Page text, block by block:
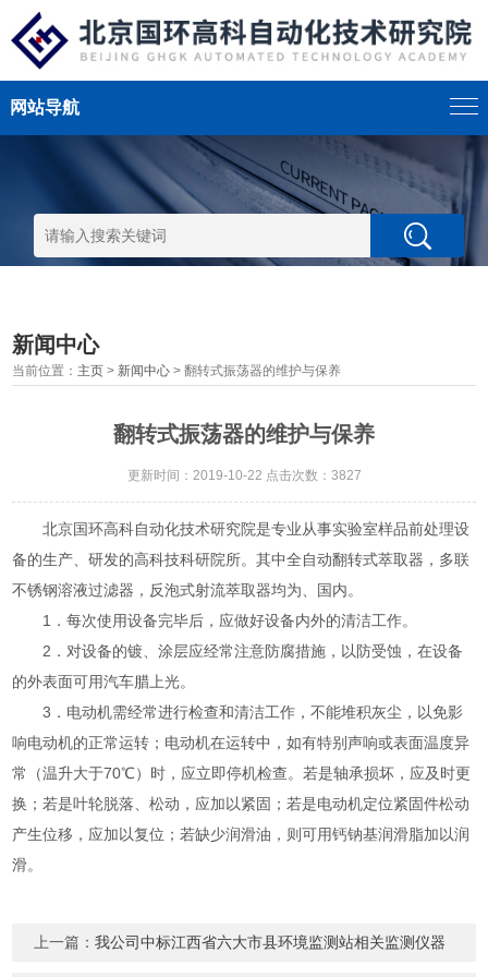
网站导航
新闻中心
当前位置： 主页 > 新闻中心 > 翻转式振荡器的维护与保养
翻转式振荡器的维护与保养
更新时间：2019-10-22 点击次数：3827
北京国环高科自动化技术研究院是专业从事实验室样品前处理设
备的生产、研发的高科技科研院所。其中全自动翻转式萃取器，多联
不锈钢溶液过滤器，反泡式射流萃取器均为、国内。
1．每次使用设备完毕后，应做好设备内外的清洁工作。
2．对设备的镀、涂层应经常注意防腐措施，以防受蚀，在设备
的外表面可用汽车腊上光。
3．电动机需经常进行检查和清洁工作，不能堆积灰尘，以免影
响电动机的正常运转；电动机在运转中，如有特别声响或表面温度异
常（温升大于70℃）时，应立即停机检查。若是轴承损坏，应及时更
换；若是叶轮脱落、松动，应加以紧固；若是电动机定位紧固件松动
产生位移，应加以复位；若缺少润滑油，则可用钙钠基润滑脂加以润
滑。
上一篇：我公司中标江西省六大市县环境监测站相关监测仪器